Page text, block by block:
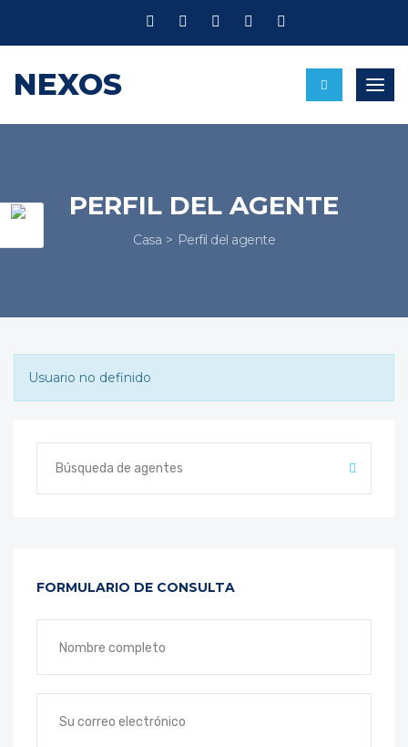
NEXOS
PERFIL DEL AGENTE
Casa Perfil del agente
Usuario no definido
FORMULARIO DE CONSULTA